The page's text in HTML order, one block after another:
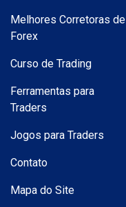
Melhores Corretoras de
Forex
Curso de Trading
Ferramentas para
Traders
Jogos para Traders
Contato
Mapa do Site